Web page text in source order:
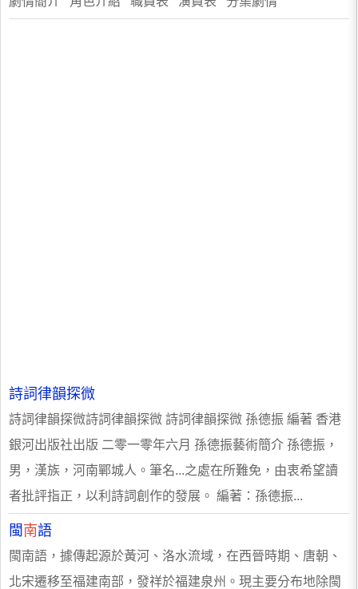
詩詞律韻探微
詩詞律韻探微詩詞律韻探微 詩詞律韻探微 孫德振 編著 香港
銀河出版社出版 二零一零年六月 孫德振藝術簡介 孫德振，
男，漢族，河南鄲城人。筆名...之處在所難免，由衷希望讀
者批評指正，以利詩詞創作的發展。 編著：孫德振...
閩 南語
閩南語，據傳起源於黃河、洛水流域，在西晉時期、唐朝、
北宋遷移至福建南部，發祥於福建泉州。現主要分布地除閩